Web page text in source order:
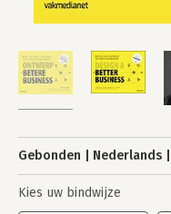
Gebonden Nederlands
Kies uw bindwijze